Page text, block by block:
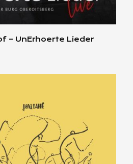
– UnErhoerte Lieder